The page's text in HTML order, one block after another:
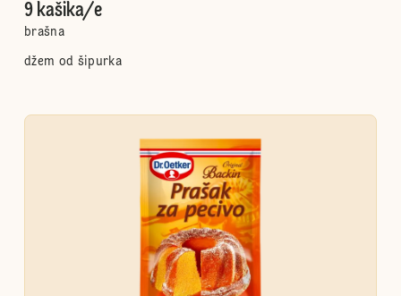
9 kašika/e
brašna
džem od šipurka